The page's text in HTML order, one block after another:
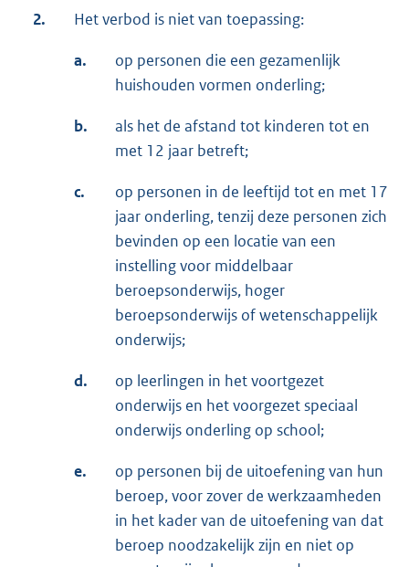
2. Het verbod is niet van toepassing:
a.
op personen die een gezamenlijk
huishouden vormen onderling;
b.
als het de afstand tot kinderen tot en
met 12 jaar betreft;
c.
op personen in de leeftijd tot en met 17
jaar onderling, tenzij deze personen zich
bevinden op een locatie van een
instelling voor middelbaar
beroepsonderwijs, hoger
beroepsonderwijs of wetenschappelijk
onderwijs;
d.
op leerlingen in het voortgezet
onderwijs en het voorgezet speciaal
onderwijs onderling op school;
e.
op personen bij de uitoefening van hun
beroep, voor zover de werkzaamheden
in het kader van de uitoefening van dat
beroep noodzakelijk zijn en niet op